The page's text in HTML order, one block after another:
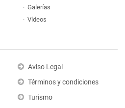
Galerías
Vídeos
Aviso Legal
Términos y condiciones
Turismo